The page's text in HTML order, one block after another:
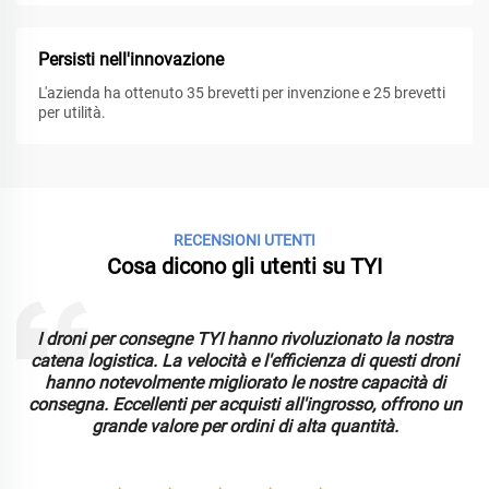
Persisti nell'innovazione
L'azienda ha ottenuto 35 brevetti per invenzione e 25 brevetti
per utilità.
RECENSIONI UTENTI
Cosa dicono gli utenti su TYI
la nostra
di questi droni
nostre capacità di
offrono un
alta quantità.
Il drone FPV TYI ha superato le
sue prestazioni superiori e
Ideale per l'approvvigionamento
eccezionale a prezzi competitivi